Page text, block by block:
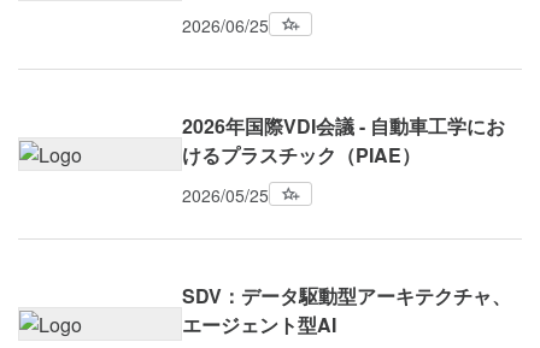
2026/06/25
2026年国際VDI会議 - 自動車工学にお
けるプラスチック（PIAE）
2026/05/25
SDV：データ駆動型アーキテクチャ、
エージェント型AI